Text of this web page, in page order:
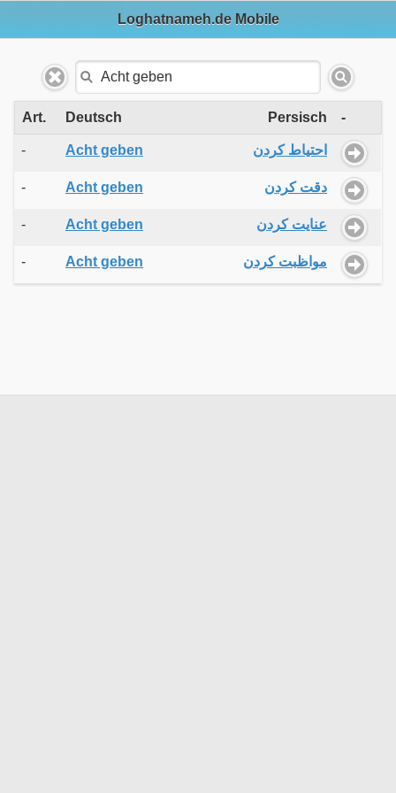
Loghatnameh.de Mobile
Art. Deutsch Persisch -
- Acht geben احتیاط کردن
- Acht geben دقت کردن
- Acht geben عنایت کردن
- Acht geben مواظبت کردن